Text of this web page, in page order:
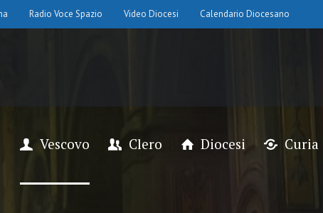
Radio Voce Spazio Video Diocesi Calendario Diocesano
Vescovo Clero Diocesi Curia